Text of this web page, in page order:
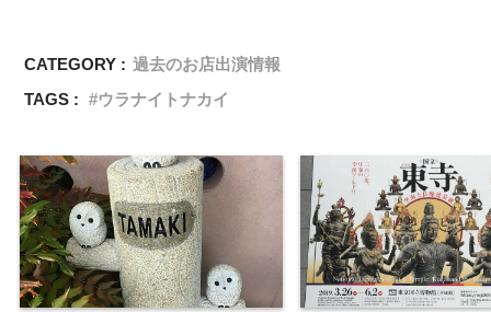
CATEGORY : 過去のお店出演情報
TAGS :
ウラナイトナカイ